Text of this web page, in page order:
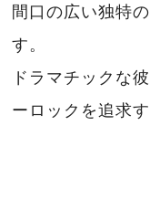
間口の広い独特
す。
ドラマチックな
ーロックを追求